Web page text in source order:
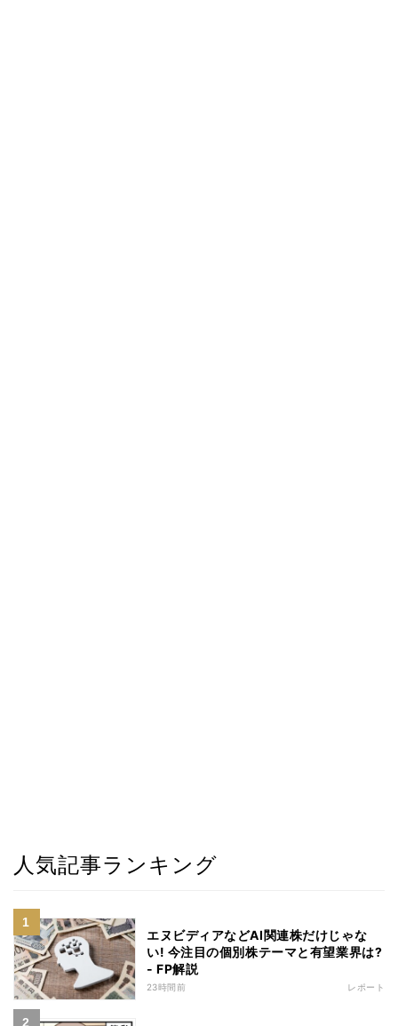
人気記事ランキング
エヌビディアなどAI関連株だけじゃな
い! 今注目の個別株テーマと有望業界は?
- FP解説
23時間前 レポート